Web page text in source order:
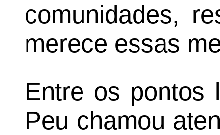
comunidades,
merece essas
Entre os pontos
Peu chamou